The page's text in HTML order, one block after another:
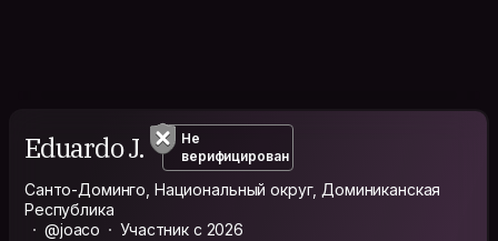
Eduardo J.
Не
верифицирован
Санто-Доминго, Национальный округ, Доминиканская
Республика
@joaco
Участник с 2026